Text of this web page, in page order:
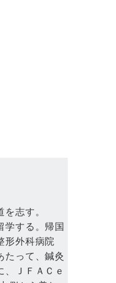
志す。
学する。帰国
形外科病院
たって、鍼灸
ＪＦＡＣｅ